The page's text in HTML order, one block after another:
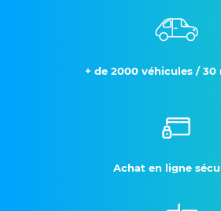
+ de 2000 véhicules / 30
Achat en ligne